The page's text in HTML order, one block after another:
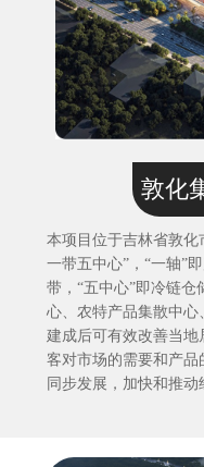
敦化
本项目位于吉林省敦化
一带五中心”，“一轴”
带，“五中心”即冷链仓
心、农特产品集散中心
建成后可有效改善当
客对市场的需要和产
同步发展，加快和推动